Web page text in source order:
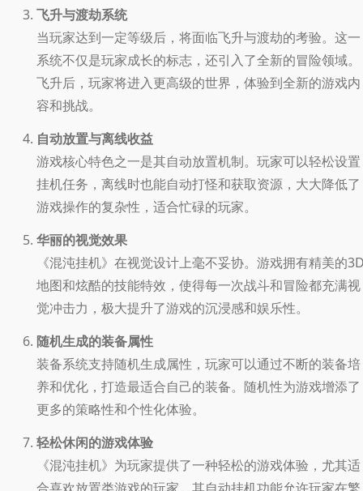
飞升与渡劫系统
当玩家达到一定等级后，将面临飞升与渡劫的考验。这一
系统不仅是玩家成长的标志，还引入了全新的冒险领域。
飞升后，玩家将进入更高级的世界，体验到全新的游戏内
容和挑战。
自动放置与离线收益
游戏核心特色之一是其自动放置机制。玩家可以轻松设置
挂机任务，离线时也能自动打怪和获取资源，大大降低了
游戏操作的复杂性，适合忙碌的玩家。
华丽的视觉效果
《混沌挂机》在视觉设计上毫不妥协。游戏拥有精美的
地图和炫酷的技能特效，使得每一次战斗和冒险都充满视
觉冲击力，极大提升了游戏的沉浸感和娱乐性。
随机生成的装备属性
装备系统支持随机生成属性，玩家可以通过不断的装备培
养和优化，打造最适合自己的装备。随机性为游戏增添了
更多的策略性和个性化体验。
轻松休闲的游戏体验
《混沌挂机》为玩家提供了一种轻松的游戏体验，尤其适